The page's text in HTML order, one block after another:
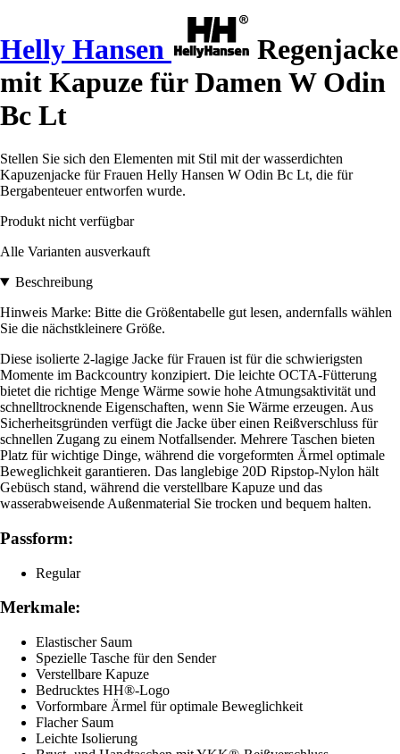
Helly Hansen
Regenjacke
mit Kapuze für Damen W Odin
Bc Lt
Stellen Sie sich den Elementen mit Stil mit der wasserdichten
Kapuzenjacke für Frauen Helly Hansen W Odin Bc Lt, die für
Bergabenteuer entworfen wurde.
Produkt nicht verfügbar
Alle Varianten ausverkauft
Beschreibung
Hinweis Marke: Bitte die Größentabelle gut lesen, andernfalls wählen
Sie die nächstkleinere Größe.
Diese isolierte 2-lagige Jacke für Frauen ist für die schwierigsten
Momente im Backcountry konzipiert. Die leichte OCTA-Fütterung
bietet die richtige Menge Wärme sowie hohe Atmungsaktivität und
schnelltrocknende Eigenschaften, wenn Sie Wärme erzeugen. Aus
Sicherheitsgründen verfügt die Jacke über einen Reißverschluss für
schnellen Zugang zu einem Notfallsender. Mehrere Taschen bieten
Platz für wichtige Dinge, während die vorgeformten Ärmel optimale
Beweglichkeit garantieren. Das langlebige 20D Ripstop-Nylon hält
Gebüsch stand, während die verstellbare Kapuze und das
wasserabweisende Außenmaterial Sie trocken und bequem halten.
Passform:
Regular
Merkmale:
Elastischer Saum
Spezielle Tasche für den Sender
Verstellbare Kapuze
Bedrucktes HH®-Logo
Vorformbare Ärmel für optimale Beweglichkeit
Flacher Saum
Leichte Isolierung